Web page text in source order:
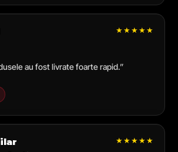
★★★★★
au fost livrate foarte rapid.”
★★★★★